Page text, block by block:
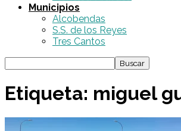
Municipios
Alcobendas
S.S. de los Reyes
Tres Cantos
Etiqueta: miguel